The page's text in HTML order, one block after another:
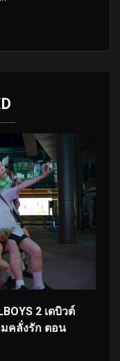
2 เดบิวต์
คลั่งรัก ตอน